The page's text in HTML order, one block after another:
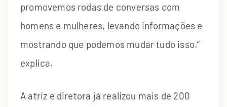
promovemos rodas de conversas com
homens e mulheres, levando informações e
mostrando que podemos mudar tudo isso.”
explica.
A atriz e diretora já realizou mais de 200